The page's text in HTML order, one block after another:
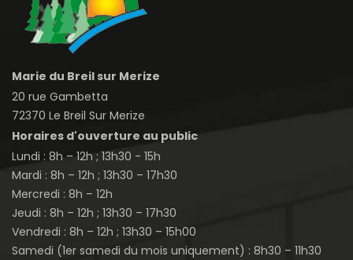
Marie du Breil sur Merize
20 rue Gambetta
72370 Le Breil Sur Merize
Horaires d'ouverture au public
Lundi : 8h – 12h ; 13h30 - 15h
Mardi : 8h – 12h ; 13h30 – 17h30
Mercredi : 8h – 12h
Jeudi : 8h – 12h ; 13h30 – 17h30
Vendredi : 8h – 12h ; 13h30 – 15h00
Samedi (1er samedi du mois uniquement) : 8h30 – 11h30